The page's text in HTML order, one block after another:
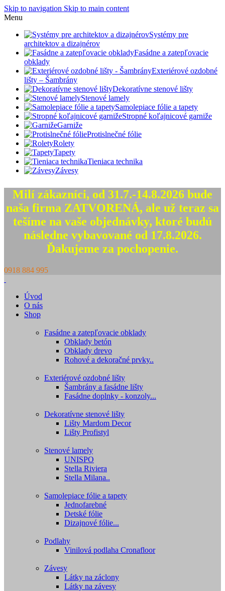
Skip to navigation Skip to main content
Menu
Systémy pre
architektov a dizajnérov
Fasádne a zatepľovacie
obklady
Exteriérové ozdobné
lišty – Šambrány
Dekoratívne stenové lišty
Stenové lamely
Samolepiace fólie a tapety
Stropné koľajnicové garniže
Garniže
Protislnečné fólie
Rolety
Tapety
Tieniaca technika
Závesy
Milí zákazníci, od 31.7.-14.8.2026 bude
naša firma ZATVORENÁ, ale už teraz sa
tešíme na vaše objednávky, ktoré budú
následne vybavované od 17.8.2026.
Ďakujeme za pochopenie.
0918 884 995
Úvod
O nás
Shop
Fasádne a zatepľovacie obklady
Obklady betón
Obklady drevo
Rohové a dekoračné prvky..
Exteriérové ozdobné lišty
Šambrány a fasádne lišty
Fasádne doplnky - konzoly...
Dekoratívne stenové lišty
Lišty Mardom Decor
Lišty Profistyl
Stenové lamely
UNISPO
Stella Riviera
Stella Milana..
Samolepiace fólie a tapety
Jednofarebné
Detské fólie
Dizajnové fólie...
Podlahy
Vinilová podlaha Cronafloor
Závesy
Látky na záclony
Látky na závesy